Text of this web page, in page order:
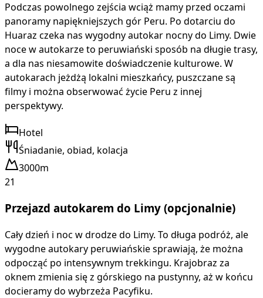
Podczas powolnego zejścia wciąż mamy przed oczami
panoramy napiękniejszych gór Peru. Po dotarciu do
Huaraz czeka nas wygodny autokar nocny do Limy. Dwie
noce w autokarze to peruwiański sposób na długie trasy,
a dla nas niesamowite doświadczenie kulturowe. W
autokarach jeżdżą lokalni mieszkańcy, puszczane są
filmy i można obserwować życie Peru z innej
perspektywy.
Hotel
Śniadanie, obiad, kolacja
3000m
21
Przejazd autokarem do Limy (opcjonalnie)
Cały dzień i noc w drodze do Limy. To długa podróż, ale
wygodne autokary peruwiańskie sprawiają, że można
odpocząć po intensywnym trekkingu. Krajobraz za
oknem zmienia się z górskiego na pustynny, aż w końcu
docieramy do wybrzeża Pacyfiku.